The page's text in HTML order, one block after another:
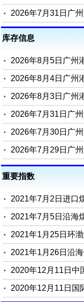
2026年7月31日广
库存信息
2026年8月5日广州
2026年8月4日广州
2026年8月3日广州
2026年7月31日广
2026年7月30日广
2026年7月29日广
重要指数
2021年7月2日进口
2021年7月5日沿海
2021年1月25日环
2021年1月26日沿
2020年12月11日中
2020年12月11日国